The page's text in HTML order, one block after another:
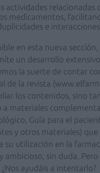
actividades relacionadas
medicamentos,
e interacciones.
en esta nueva
un desarrollo
la suerte de contar
de la revista
los contenidos, sino
a materiales
Guía para el
y otros materiales) que
su utilización en la
ambicioso, sin duda. Pero
ayudáis a intentarlo?